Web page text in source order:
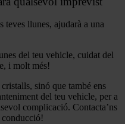
teves llunes, ajudarà a una
del teu vehicle, cuidat del
i molt més!
sinó que també ens
del teu vehicle, per a
complicació. Contacta’ns